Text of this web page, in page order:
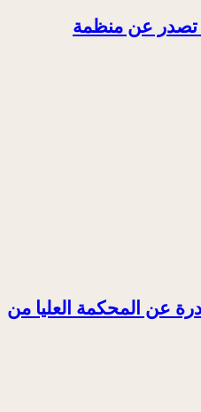
تصدر عن منظمة
عن المحكمة العليا من